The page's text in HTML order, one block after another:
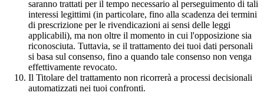
saranno trattati per il tempo necessario al perseguimento di tali
interessi legittimi (in particolare, fino alla scadenza dei termini
di prescrizione per le rivendicazioni ai sensi delle leggi
applicabili), ma non oltre il momento in cui l'opposizione sia
riconosciuta. Tuttavia, se il trattamento dei tuoi dati personali
si basa sul consenso, fino a quando tale consenso non venga
effettivamente revocato.
Il Titolare del trattamento non ricorrerà a processi decisionali
automatizzati nei tuoi confronti.